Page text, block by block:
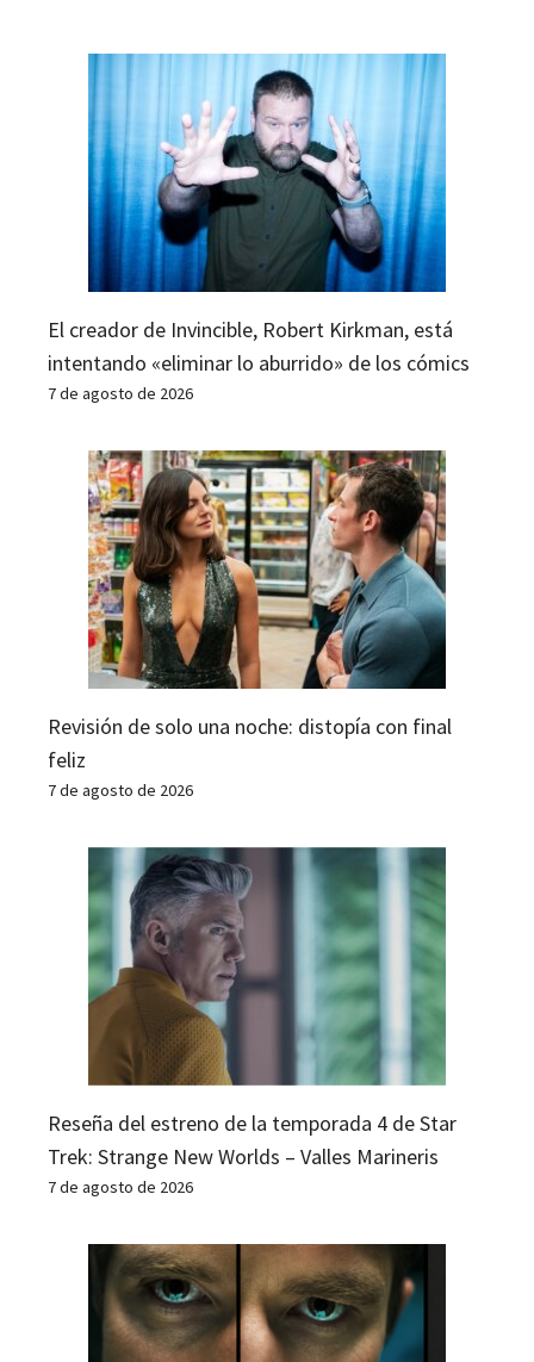
El creador de Invincible, Robert Kirkman, está
intentando «eliminar lo aburrido» de los cómics
7 de agosto de 2026
Revisión de solo una noche: distopía con final
feliz
7 de agosto de 2026
Reseña del estreno de la temporada 4 de Star
Trek: Strange New Worlds – Valles Marineris
7 de agosto de 2026